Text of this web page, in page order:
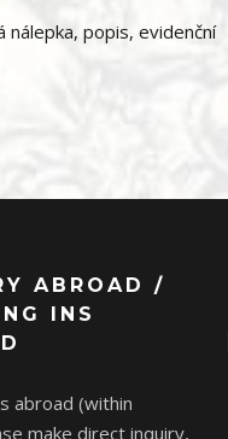
nálepka, popis, evidenční
ABROAD /
INS
abroad (within
make direct inquiry,